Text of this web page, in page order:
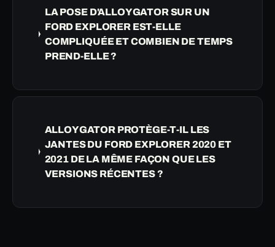
LA POSE D'ALLOYGATOR SUR UN
FORD EXPLORER EST-ELLE
COMPLIQUÉE ET COMBIEN DE TEMPS
PREND-ELLE ?
ALLOYGATOR PROTÈGE-T-IL LES
JANTES DU FORD EXPLORER 2020 ET
2021 DE LA MÊME FAÇON QUE LES
VERSIONS RÉCENTES ?